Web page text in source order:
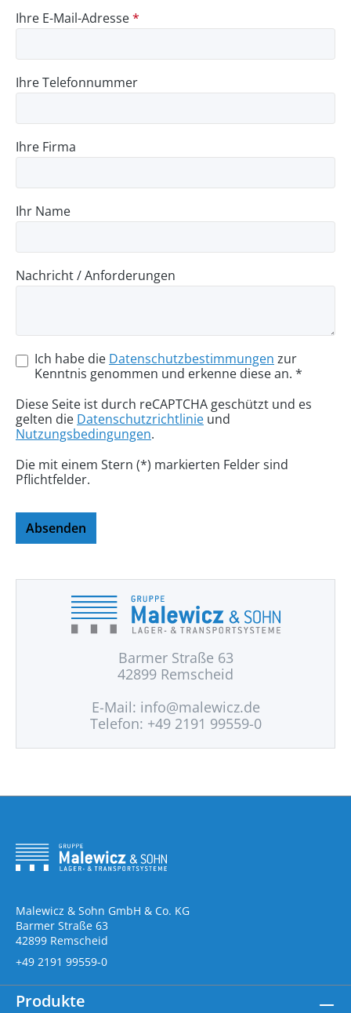
Ihre E-Mail-Adresse*
Ihre Telefonnummer
Ihre Firma
Ihr Name
Nachricht / Anforderungen
Ich habe die Datenschutzbestimmungen zur
Kenntnis genommen und erkenne diese an. *
Diese Seite ist durch reCAPTCHA geschützt und es
gelten die Datenschutzrichtlinie und
Nutzungsbedingungen.
Die mit einem Stern (*) markierten Felder sind
Pflichtfelder.
Absenden
Barmer Straße 63
42899 Remscheid
E-Mail: info@malewicz.de
Telefon: +49 2191 99559-0
Malewicz & Sohn GmbH & Co. KG
Barmer Straße 63
42899 Remscheid
+49 2191 99559-0
Produkte